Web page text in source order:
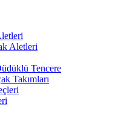
Aletleri
Tencere
Takımları